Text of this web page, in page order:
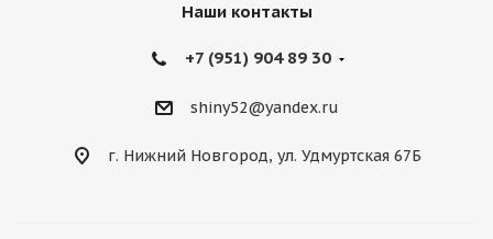
Наши контакты
+7 (951) 904 89 30
shiny52@yandex.ru
г. Нижний Новгород, ул. Удмуртская 67Б